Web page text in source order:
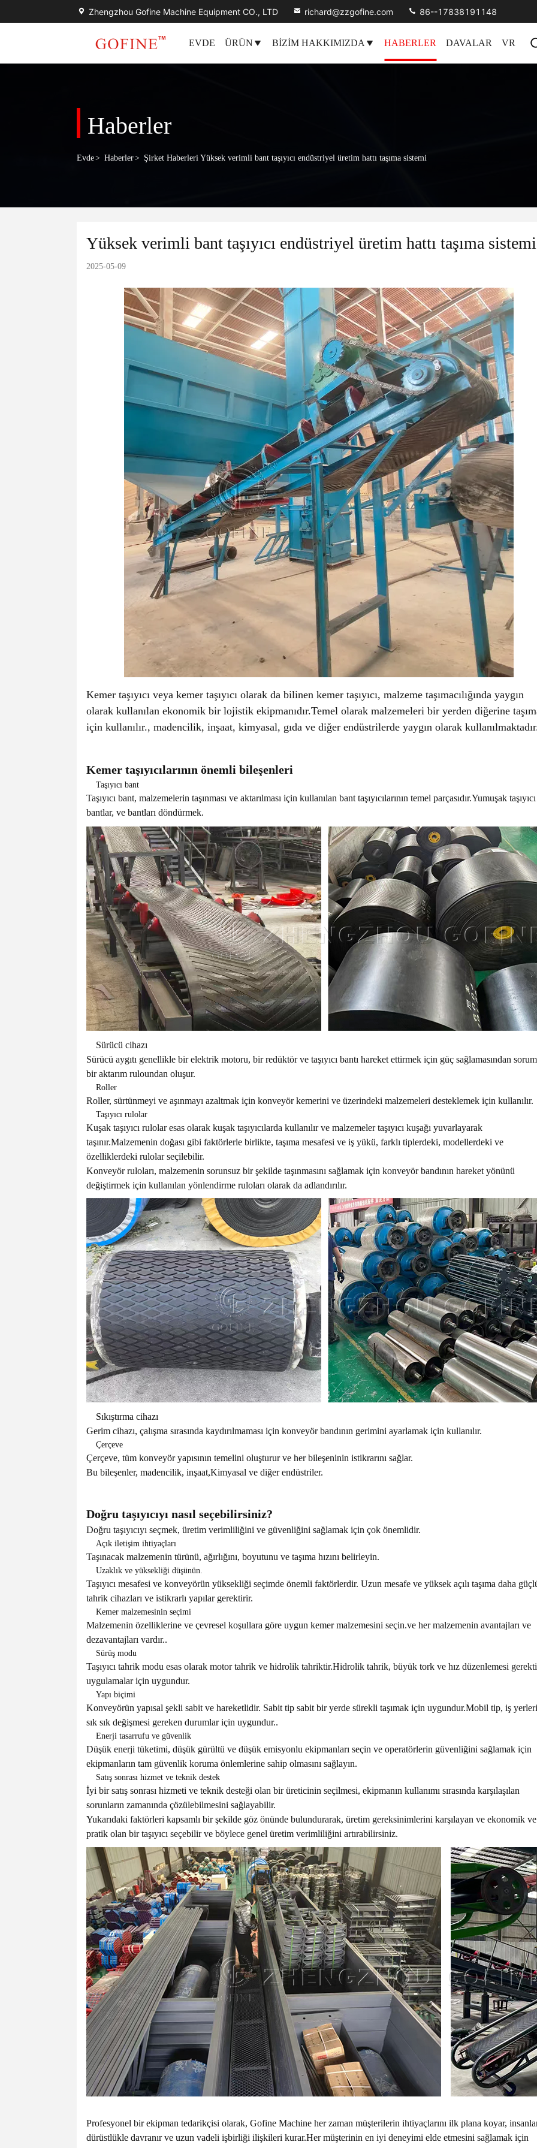
Zhengzhou Gofine Machine Equipment CO., LTD richard@zzgofine.com 86--17838191148
EVDE ÜRÜN BIZIM HAKKIMIZDA HABERLER DAVALAR VR
Haberler
Evde> Haberler> Şirket Haberleri Yüksek verimli bant taşıyıcı endüstriyel üretim hattı taşıma sistemi
Yüksek verimli bant taşıyıcı endüstriyel üretim hattı taşıma sistemi
2025-05-09
Kemer taşıyıcı veya kemer taşıyıcı olarak da bilinen kemer taşıyıcı, malzeme taşımacılığında yaygın
olarak kullanılan ekonomik bir lojistik ekipmanıdır.Temel olarak malzemeleri bir yerden diğerine
için kullanılır., madencilik, inşaat, kimyasal, gıda ve diğer endüstrilerde yaygın olarak
Kemer taşıyıcılarının önemli bileşenleri
Taşıyıcı bant
Taşıyıcı bant, malzemelerin taşınması ve aktarılması için kullanılan bant taşıyıcılarının temel parçasıdır.Yumuşak taşıyıcı
bantlar, ve bantları döndürmek.
Sürücü cihazı
Sürücü aygıtı genellikle bir elektrik motoru, bir redüktör ve taşıyıcı bantı hareket ettirmek için güç sağlamasından
bir aktarım ruloundan oluşur.
Roller
Roller, sürtünmeyi ve aşınmayı azaltmak için konveyör kemerini ve üzerindeki malzemeleri desteklemek için kullanılır.
Taşıyıcı rulolar
Kuşak taşıyıcı rulolar esas olarak kuşak taşıyıcılarda kullanılır ve malzemeler taşıyıcı kuşağı yuvarlayarak
taşınır.Malzemenin doğası gibi faktörlerle birlikte, taşıma mesafesi ve iş yükü, farklı tiplerdeki, modellerdeki ve
özelliklerdeki rulolar seçilebilir.
Konveyör ruloları, malzemenin sorunsuz bir şekilde taşınmasını sağlamak için konveyör bandının hareket yönünü
değiştirmek için kullanılan yönlendirme ruloları olarak da adlandırılır.
Sıkıştırma cihazı
Gerim cihazı, çalışma sırasında kaydırılmaması için konveyör bandının gerimini ayarlamak için kullanılır.
Çerçeve
Çerçeve, tüm konveyör yapısının temelini oluşturur ve her bileşeninin istikrarını sağlar.
Bu bileşenler, madencilik, inşaat,Kimyasal ve diğer endüstriler.
Doğru taşıyıcıyı nasıl seçebilirsiniz?
Doğru taşıyıcıyı seçmek, üretim verimliliğini ve güvenliğini sağlamak için çok önemlidir.
Açık iletişim ihtiyaçları
Taşınacak malzemenin türünü, ağırlığını, boyutunu ve taşıma hızını belirleyin.
Uzaklık ve yüksekliği düşünün.
Taşıyıcı mesafesi ve konveyörün yüksekliği seçimde önemli faktörlerdir. Uzun mesafe ve yüksek açılı taşıma daha
tahrik cihazları ve istikrarlı yapılar gerektirir.
Kemer malzemesinin seçimi
Malzemenin özelliklerine ve çevresel koşullara göre uygun kemer malzemesini seçin.ve her malzemenin avantajları ve
dezavantajları vardır..
Sürüş modu
Taşıyıcı tahrik modu esas olarak motor tahrik ve hidrolik tahriktir.Hidrolik tahrik, büyük tork ve hız düzenlemesi
uygulamalar için uygundur.
Yapı biçimi
Konveyörün yapısal şekli sabit ve hareketlidir. Sabit tip sabit bir yerde sürekli taşımak için uygundur.Mobil tip, iş
sık sık değişmesi gereken durumlar için uygundur..
Enerji tasarrufu ve güvenlik
Düşük enerji tüketimi, düşük gürültü ve düşük emisyonlu ekipmanları seçin ve operatörlerin güvenliğini sağlamak için
ekipmanların tam güvenlik koruma önlemlerine sahip olmasını sağlayın.
Satış sonrası hizmet ve teknik destek
İyi bir satış sonrası hizmeti ve teknik desteği olan bir üreticinin seçilmesi, ekipmanın kullanımı sırasında karşılaşılan
sorunların zamanında çözülebilmesini sağlayabilir.
Yukarıdaki faktörleri kapsamlı bir şekilde göz önünde bulundurarak, üretim gereksinimlerini karşılayan ve ekonomik ve
pratik olan bir taşıyıcı seçebilir ve böylece genel üretim verimliliğini artırabilirsiniz.
Profesyonel bir ekipman tedarikçisi olarak, Gofine Machine her zaman müşterilerin ihtiyaçlarını ilk plana koyar,
dürüstlükle davranır ve uzun vadeli işbirliği ilişkileri kurar.Her müşterinin en iyi deneyimi elde etmesini sağlamak için